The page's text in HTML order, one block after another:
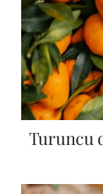
Turuncu